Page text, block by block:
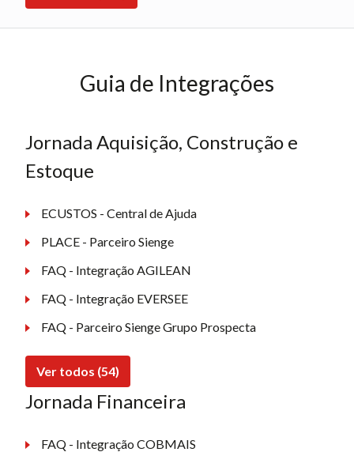
Guia de Integrações
Jornada Aquisição, Construção e
Estoque
ECUSTOS - Central de Ajuda
PLACE - Parceiro Sienge
FAQ - Integração AGILEAN
FAQ - Integração EVERSEE
FAQ - Parceiro Sienge Grupo Prospecta
Ver todos (54)
Jornada Financeira
FAQ - Integração COBMAIS